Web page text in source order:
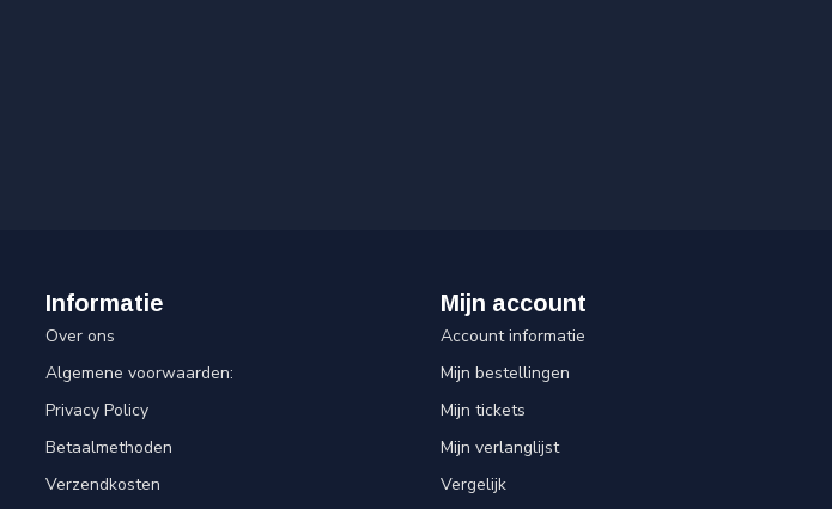
Informatie
Over ons
Algemene voorwaarden:
Privacy Policy
Betaalmethoden
Verzendkosten
Mijn account
Account informatie
Mijn bestellingen
Mijn tickets
Mijn verlanglijst
Vergelijk